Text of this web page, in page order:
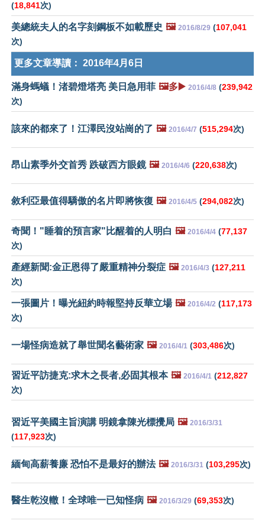
(18,841次)
美總統夫人的名字刻鋼板不如載歷史 🖼️ 2016/8/29 (107,041
次)
更多文章導讀： 2016年4月6日
滿身螞蟻！渚碧燈塔亮 美日急用菲 🖼️多▶️ 2016/4/8 (239,942
次)
該來的都來了！江澤民沒站崗的了 🖼️ 2016/4/7 (515,294次)
昂山素季外交首秀 跌破西方眼鏡 🖼️ 2016/4/6 (220,638次)
敘利亞最值得驕傲的名片即將恢復 🖼️ 2016/4/5 (294,082次)
奇聞！"睡着的預言家"比醒着的人明白 🖼️ 2016/4/4 (77,137
次)
產經新聞:金正恩得了嚴重精神分裂症 🖼️ 2016/4/3 (127,211
次)
一張圖片！曝光紐約時報堅持反華立場 🖼️ 2016/4/2 (117,173
次)
一場怪病造就了舉世聞名藝術家 🖼️ 2016/4/1 (303,486次)
習近平訪捷克:求木之長者,必固其根本 🖼️ 2016/4/1 (212,827
次)
習近平美國主旨演講 明鏡拿陳光標攪局 🖼️ 2016/3/31
(117,923次)
緬甸高薪養廉 恐怕不是最好的辦法 🖼️ 2016/3/31 (103,295次)
醫生乾沒轍！全球唯一已知怪病 🖼️ 2016/3/29 (69,353次)